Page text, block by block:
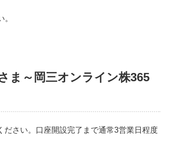
ま～岡三オンライン株365
ださい。口座開設完了まで通常3営業日程度